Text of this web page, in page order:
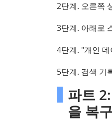
2단계. 오른쪽
3단계. 아래로
4단계. "개인
5단계. 검색 기
파트
을 복